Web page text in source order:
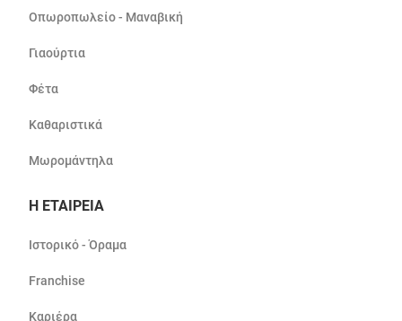
Οπωροπωλείο - Μαναβική
Γιαούρτια
Φέτα
Καθαριστικά
Μωρομάντηλα
Η ΕΤΑΙΡΕΙΑ
Ιστορικό - Όραμα
Franchise
Καριέρα